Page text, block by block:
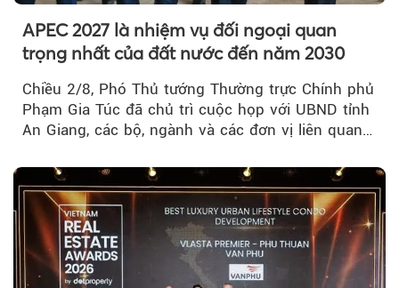
APEC 2027 là nhiệm vụ đối ngoại quan
trọng nhất của đất nước đến năm 2030
Chiều 2/8, Phó Thủ tướng Thường trực Chính phủ
Phạm Gia Túc đã chủ trì cuộc họp với UBND tỉnh
An Giang, các bộ, ngành và các đơn vị liên quan